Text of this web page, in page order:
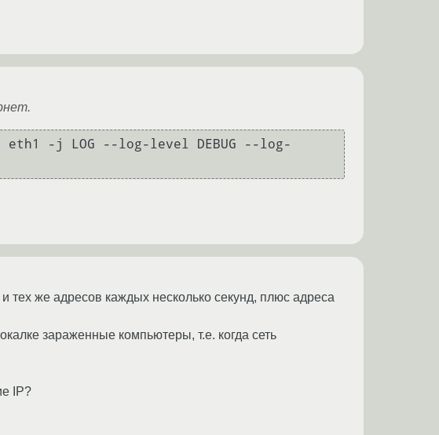
eth1 -j LOG --log-level DEBUG --log-
же адресов каждых несколько секунд, плюс адреса
зараженные компьютеры, т.е. когда сеть
IP?